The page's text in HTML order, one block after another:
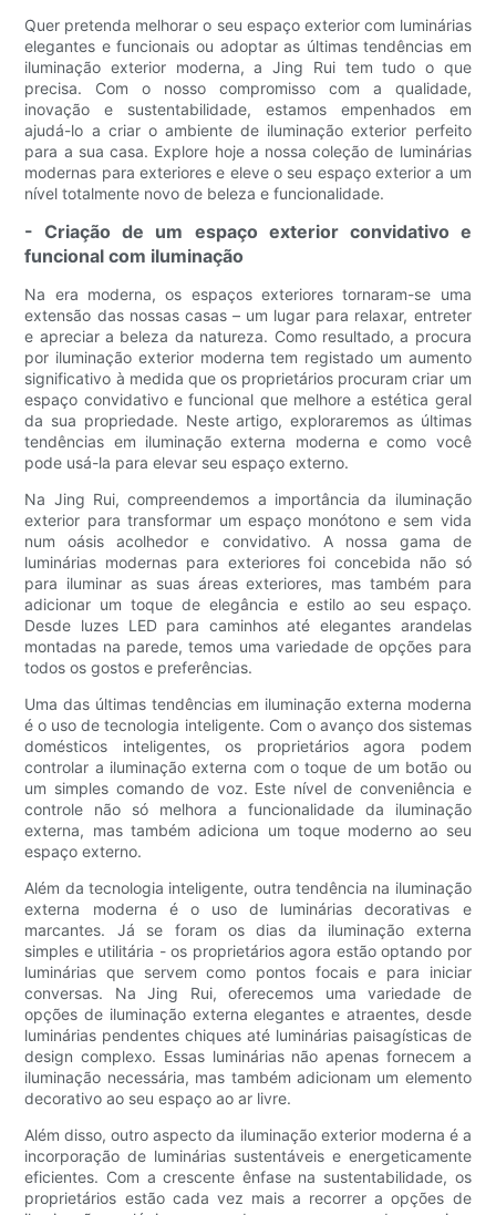
Quer pretenda melhorar o seu espaço exterior com luminárias
elegantes e funcionais ou adoptar as últimas tendências em
iluminação exterior moderna, a Jing Rui tem tudo o que
precisa. Com o nosso compromisso com a qualidade,
inovação e sustentabilidade, estamos empenhados em
ajudá-lo a criar o ambiente de iluminação exterior perfeito
para a sua casa. Explore hoje a nossa coleção de luminárias
modernas para exteriores e eleve o seu espaço exterior a um
nível totalmente novo de beleza e funcionalidade.
- Criação de um espaço exterior convidativo e
funcional com iluminação
Na era moderna, os espaços exteriores tornaram-se uma
extensão das nossas casas – um lugar para relaxar, entreter
e apreciar a beleza da natureza. Como resultado, a procura
por iluminação exterior moderna tem registado um aumento
significativo à medida que os proprietários procuram criar um
espaço convidativo e funcional que melhore a estética geral
da sua propriedade. Neste artigo, exploraremos as últimas
tendências em iluminação externa moderna e como você
pode usá-la para elevar seu espaço externo.
Na Jing Rui, compreendemos a importância da iluminação
exterior para transformar um espaço monótono e sem vida
num oásis acolhedor e convidativo. A nossa gama de
luminárias modernas para exteriores foi concebida não só
para iluminar as suas áreas exteriores, mas também para
adicionar um toque de elegância e estilo ao seu espaço.
Desde luzes LED para caminhos até elegantes arandelas
montadas na parede, temos uma variedade de opções para
todos os gostos e preferências.
Uma das últimas tendências em iluminação externa moderna
é o uso de tecnologia inteligente. Com o avanço dos sistemas
domésticos inteligentes, os proprietários agora podem
controlar a iluminação externa com o toque de um botão ou
um simples comando de voz. Este nível de conveniência e
controle não só melhora a funcionalidade da iluminação
externa, mas também adiciona um toque moderno ao seu
espaço externo.
Além da tecnologia inteligente, outra tendência na iluminação
externa moderna é o uso de luminárias decorativas e
marcantes. Já se foram os dias da iluminação externa
simples e utilitária - os proprietários agora estão optando por
luminárias que servem como pontos focais e para iniciar
conversas. Na Jing Rui, oferecemos uma variedade de
opções de iluminação externa elegantes e atraentes, desde
luminárias pendentes chiques até luminárias paisagísticas de
design complexo. Essas luminárias não apenas fornecem a
iluminação necessária, mas também adicionam um elemento
decorativo ao seu espaço ao ar livre.
Além disso, outro aspecto da iluminação exterior moderna é a
incorporação de luminárias sustentáveis ​​e energeticamente
eficientes. Com a crescente ênfase na sustentabilidade, os
proprietários estão cada vez mais a recorrer a opções de